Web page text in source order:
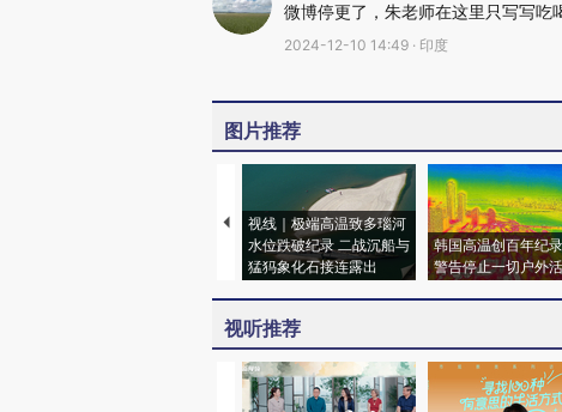
微博停更了，朱老师在这里只写写吃
2024-12-10 14:49 · 印度
图片推荐
视线｜极端高温致多瑙河
水位跌破纪录 二战沉船与
猛犸象化石接连露出
韩国高温创百年纪
警告停止一切户外
视听推荐